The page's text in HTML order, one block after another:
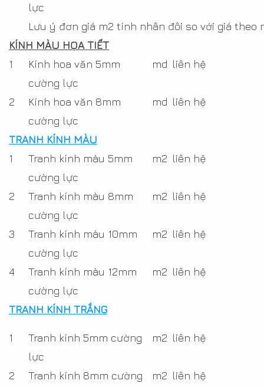
lực
Lưu ý đơn giá m2 tính nhân đôi so với giá theo
KÍNH MÀU HỌA TIẾT
1
Kính hoa văn 5mm
cường lực
md liên hệ
2
Kính hoa văn 8mm
cường lực
md liên hệ
TRANH KÍNH MÀU
1
Tranh kính màu 5mm
cường lực
m2 liên hệ
2
Tranh kính màu 8mm
cường lực
m2 liên hệ
3
Tranh kính màu 10mm
cường lực
m2 liên hệ
4
Tranh kính màu 12mm
cường lực
m2 liên hệ
TRANH KÍNH TRẮNG
1
Tranh kính 5mm cường
lực
m2 liên hệ
2
Tranh kính 8mm cường
m2 liên hệ